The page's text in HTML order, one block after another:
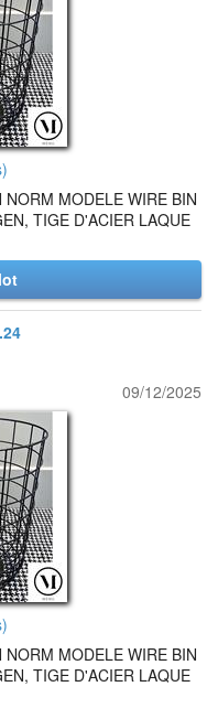
MODELE WIRE BIN
TIGE D'ACIER LAQUE
09/12/2025
MODELE WIRE BIN
TIGE D'ACIER LAQUE